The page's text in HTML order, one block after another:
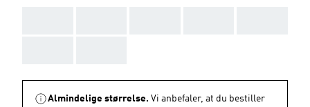
Almindelige størrelse. Vi anbefaler, at du bestiller